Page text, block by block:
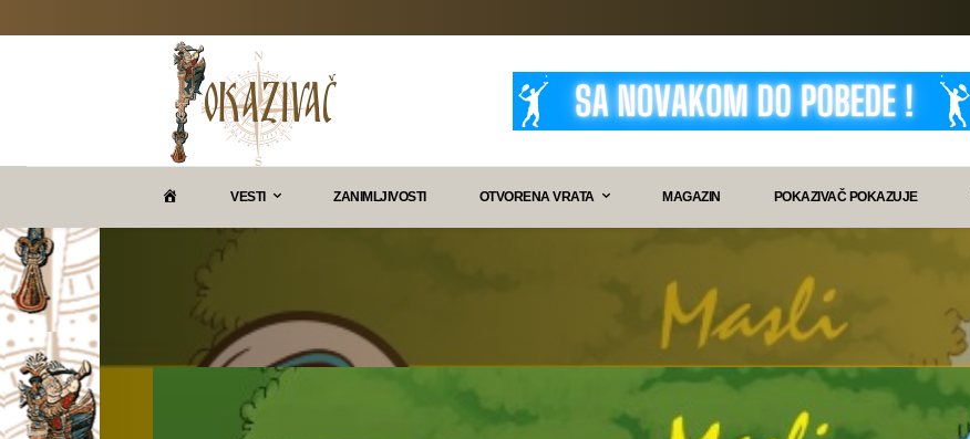
VESTI ZANIMLJIVOSTI OTVORENA VRATA MAGAZIN POKAZIVAČ POKAZUJE